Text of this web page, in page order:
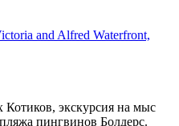
and Alfred Waterfront,
экскурсия на мыс
пингвинов Болдерс.